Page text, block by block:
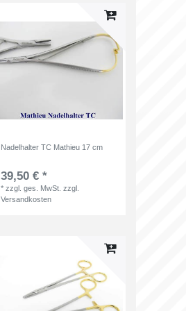
Nadelhalter TC Mathieu 17 cm
39,50 € *
*zzgl. ges. MwSt. zzgl.
Versandkosten